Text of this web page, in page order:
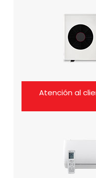
Atención al